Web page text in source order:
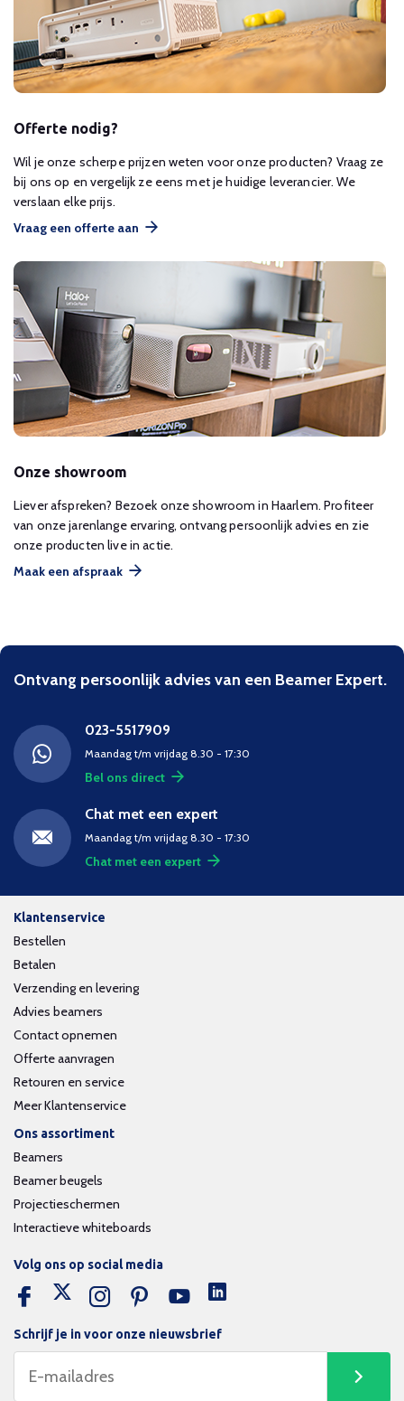
Offerte nodig?
Wil je onze scherpe prijzen weten voor onze producten? Vraag ze
bij ons op en vergelijk ze eens met je huidige leverancier. We
verslaan elke prijs.
Vraag een offerte aan
Onze showroom
Liever afspreken? Bezoek onze showroom in Haarlem. Profiteer
van onze jarenlange ervaring, ontvang persoonlijk advies en zie
onze producten live in actie.
Maak een afspraak
Ontvang persoonlijk advies van een Beamer Expert.
023-5517909
Maandag t/m vrijdag 8.30 - 17:30
Bel ons direct
Chat met een expert
Maandag t/m vrijdag 8.30 - 17:30
Chat met een expert
Klantenservice
Bestellen
Betalen
Verzending en levering
Advies beamers
Contact opnemen
Offerte aanvragen
Retouren en service
Meer Klantenservice
Ons assortiment
Beamers
Beamer beugels
Projectieschermen
Interactieve whiteboards
Schrijf je in voor onze nieuwsbrief
Volg ons op social media